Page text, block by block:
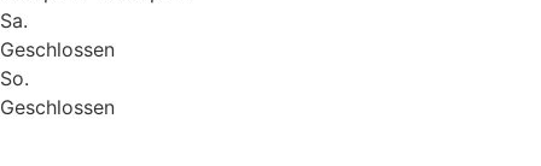
Sa.
Geschlossen
So.
Geschlossen